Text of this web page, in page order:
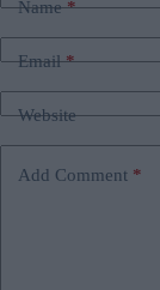
Name*
Email*
Website
Add Comment *